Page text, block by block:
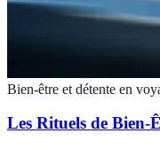
Bien-être et détente en
Les Rituels de Bien-